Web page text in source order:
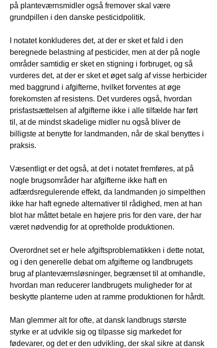
på planteværnsmidler også fremover skal være
grundpillen i den danske pesticidpolitik.
I notatet konkluderes det, at der er sket et fald i den
beregnede belastning af pesticider, men at der på nogle
områder samtidig er sket en stigning i forbruget, og så
vurderes det, at der er sket et øget salg af visse herbicider
med baggrund i afgifterne, hvilket forventes at øge
forekomsten af resistens. Det vurderes også, hvordan
prisfastsættelsen af afgifterne ikke i alle tilfælde har ført
til, at de mindst skadelige midler nu også bliver de
billigste at benytte for landmanden, når de skal benyttes i
praksis.
Væsentligt er det også, at det i notatet fremføres, at på
nogle brugsområder har afgifterne ikke haft en
adfærdsregulerende effekt, da landmanden jo simpelthen
ikke har haft egnede alternativer til rådighed, men at han
blot har måttet betale en højere pris for den vare, der har
været nødvendig for at opretholde produktionen.
Overordnet set er hele afgiftsproblematikken i dette notat,
og i den generelle debat om afgifterne og landbrugets
brug af planteværnsløsninger, begrænset til at omhandle,
hvordan man reducerer landbrugets muligheder for at
beskytte planterne uden at ramme produktionen for hårdt.
Man glemmer alt for ofte, at dansk landbrugs største
styrke er at udvikle sig og tilpasse sig markedet for
fødevarer, og det er den udvikling, der skal sikre at dansk